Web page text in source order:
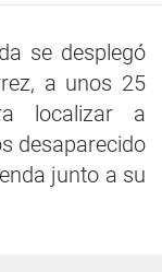
se desplegó
a unos 25
localizar a
desaparecido
junto a su